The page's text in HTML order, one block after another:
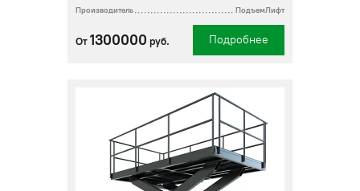
Производитель ПодъемЛифт
От 1300000 руб. Подробнее